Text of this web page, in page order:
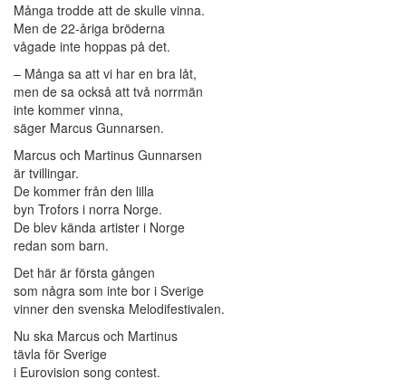
Många trodde att de skulle vinna.
Men de 22-åriga bröderna
vågade inte hoppas på det.
– Många sa att vi har en bra låt,
men de sa också att två norrmän
inte kommer vinna,
säger Marcus Gunnarsen.
Marcus och Martinus Gunnarsen
är tvillingar.
De kommer från den lilla
byn Trofors i norra Norge.
De blev kända artister i Norge
redan som barn.
Det här är första gången
som några som inte bor i Sverige
vinner den svenska Melodifestivalen.
Nu ska Marcus och Martinus
tävla för Sverige
i Eurovision song contest.